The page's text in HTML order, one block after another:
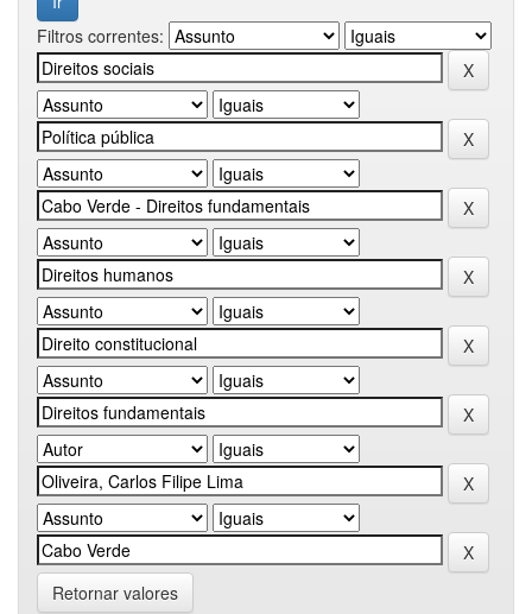
Filtros correntes:
Retornar valores